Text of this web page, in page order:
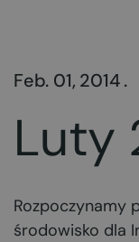
Feb. 01, 2014 .
Luty
Rozpoczynamy
środowisko dla